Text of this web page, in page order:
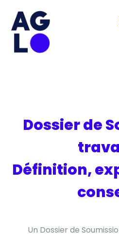
content
Dossier de
Définition,
Un Dossier de